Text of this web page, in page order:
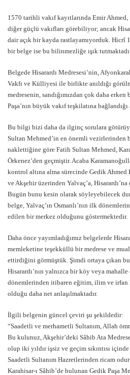
1570 tarihli vakıf kayıtlarında Emir
diğer güçlü vakıfları görebiliyor; ancak
dair açık bir kayda rastlayamıyorduk.
bir belge ise bu bilinmezliğe ışık
Belgede Hisarardı Medresesi’nin,
Vakfı ve Külliyesi ile birlikte anıldığı
medresenin, sandığımızdan çok daha
Paşa’nın büyük vakıf teşkilatına bağlandığı
Bu bilgi bizi daha da ilginç sorulara
Sultan Mehmed’in en önemli vezirlerinden
naklettiğine göre Fatih Sultan Mehmed,
Örkenez’den geçmiştir. Acaba
kontrol altına alma sürecinde Gedik Ahmed
ve Akşehir üzerinden Yalvaç’a,
Bugün bunu kesin olarak söyleyebilecek
belge, Yalvaç’ın Osmanlı’nın ilk
edilen bir merkez olduğunu göstermektedir.
Daha önce yayımladığımız belgelerde
memleketine teşekküllü bir medrese ve
ettirdiğini görmüştük. Şimdi ortaya çıkan
Hisarardı’nın yalnızca bir köy veya mahalle
dönemlerinden itibaren eğitim, ilim ve irfan
olduğu daha net anlaşılmaktadır.
İlgili belgenin güncel çeviri şu şekildedir:
“Saadetli ve merhametli Sultanım, Allah
Bu kulunuz, Akşehir’deki Sâhib Ata
olup iki yıldır işsiz ve geçim sıkıntısı içinde
Saadetli Sultanım Hazretlerinden ricam
Karahisar-ı Sâhib’de bulunan Gedik Paşa